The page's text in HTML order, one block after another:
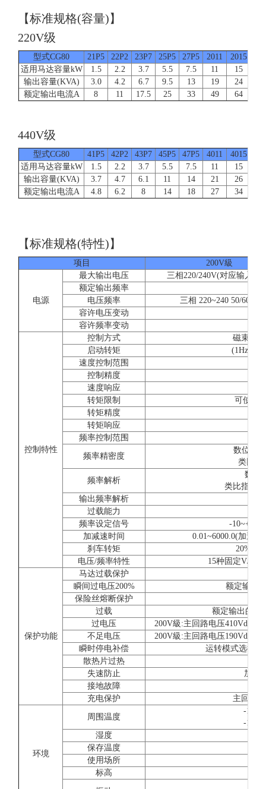
【标准规格(容量)】
220V级
型式CG80 21P5 22P2 23P7 25P5 27P5 2011 2015
适用马达容量kW
1.5 2.2 3.7 5.5 7.5 11 15
输出容量(KVA)
3.0 4.2 6.7 9.5 13 19 24
额定输出电流A
8 11 17.5 25 33 49 64
440V级
型式CG80 41P5 42P2 43P7 45P5 47P5 4011 4015
适用马达容量kW
1.5 2.2 3.7 5.5 7.5 11 15
输出容量(KVA)
3.7 4.7 6.1 11 14 21 26
额定输出电流A
4.8 6.2 8 14 18 27 34
【标准规格(特性)】
项目 200V級
电源
最大输出电压
三相220/240V(对应输入电
额定输出频率
电压频率
三相 220~240 50/60Hz
容许电压变动
容许频率变动
控制特性
控制方式
磁束电
启动转矩
(1Hz時
速度控制范围
控制精度
速度响应
转矩限制
可使用(
转矩精度
转矩响应
频率控制范围
频率精密度
数位指
类比指
频率解析
数位
类比指令
输出频率解析
过载能力
频率设定信号
-
加减速时间
0.01~6000.0(加速
刹车转矩
20%(附
电压/频率特性
15种固定V/f特
保护功能
马达过载保护
瞬间过电压200%
额定输出
保险丝熔断保护
过载
额定输出的
过电压
200V級:主回路电压410Vdc以
不足电压
200V級:主回路电压190Vdc以
瞬时停电补偿
运转模式选择约
散热片过热
失速防止
加减
接地故障
充电保护
主回路
环境
周围温度
-
-
湿度
保存温度
使用场所
标高